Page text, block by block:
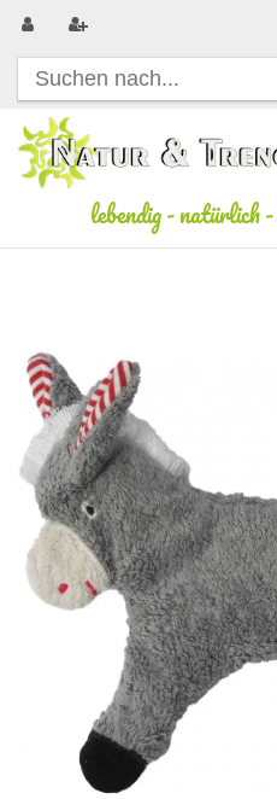
lebendig-natürlich-